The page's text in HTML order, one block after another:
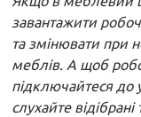
завантажити
та змінювати при
меблів. А щоб
підключайтеся до
слухайте